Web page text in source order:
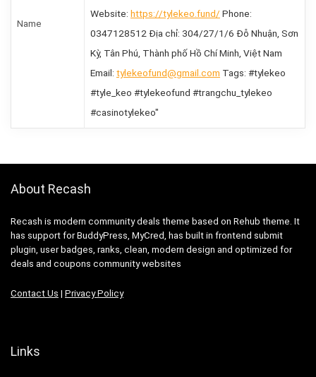
Name
Website: https://tylekeo.fund/ Phone:
0347128512 Địa chỉ: 304/27/1/6 Đỗ Nhuận, Sơn
Kỳ, Tân Phú, Thành phố Hồ Chí Minh, Việt Nam
Email: tylekeofund@gmail.com Tags: #tylekeo
#tyle_keo #tylekeofund #trangchu_tylekeo
#casinotylekeo"
About Recash
Recash is modern community deals theme based on Rehub theme. It
has support for BuddyPress, MyCred, has built in frontend submit
plugin, user badges, ranks, clean, modern design and optimized for
deals and coupons community websites
Contact Us | Privacy Policy
Links